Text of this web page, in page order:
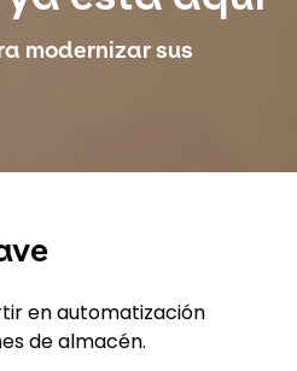
modernizar sus
en automatización
de almacén.